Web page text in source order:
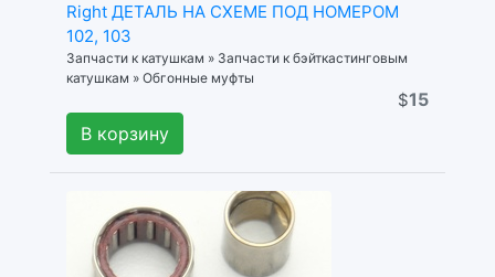
Right ДЕТАЛЬ НА СХЕМЕ ПОД НОМЕРОМ
102, 103
Запчасти к катушкам » Запчасти к бэйткастинговым
катушкам » Обгонные муфты
$15
В корзину